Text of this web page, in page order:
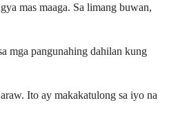
mas maaga. Sa limang buwan,
mga pangunahing dahilan kung
Ito ay makakatulong sa iyo na